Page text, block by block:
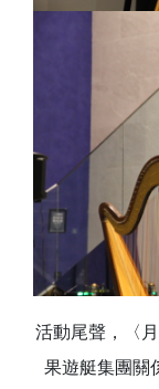
活動尾聲，〈
果遊艇集團關